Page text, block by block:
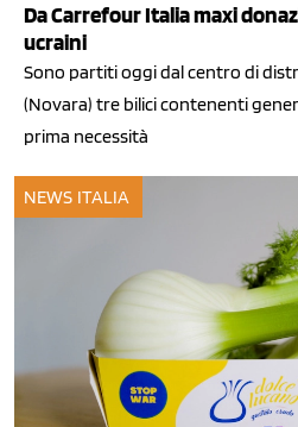
Da Carrefour Italia maxi
ucraini
Sono partiti oggi dal centro di
(Novara) tre bilici contenenti
prima necessità
NEWS ITALIA